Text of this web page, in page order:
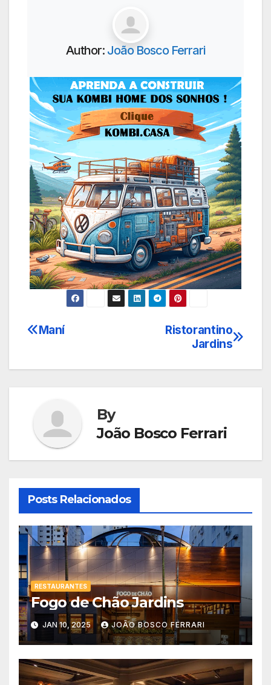
Author: João Bosco Ferrari
Navegação
Ristorantino
Jardins
Maní
By
João Bosco Ferrari
Posts Relacionados
RESTAURANTES
Fogo de Chão Jardins
JAN 10, 2025 JOÃO BOSCO FERRARI